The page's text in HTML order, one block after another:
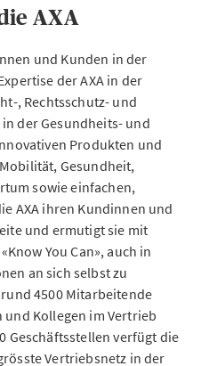
AXA
und Kunden in der
der AXA in der
, Rechtsschutz- und
der Gesundheits- und
Produkten und
Gesundheit,
sowie einfachen,
AXA ihren Kundinnen und
und ermutigt sie mit
You Can», auch in
an sich selbst zu
4500 Mitarbeitende
und Kollegen im Vertrieb
Geschäftsstellen verfügt die
Vertriebsnetz in der